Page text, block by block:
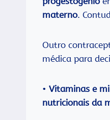
materno.
Outro
médica para
• Vitaminas e
nutricionais da